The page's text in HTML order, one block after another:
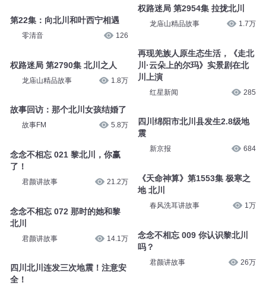
第22集：向北川和叶西宁相遇
零清音 126
权路迷局 第2790集 北川之人
龙庙山精品故事 1.8万
故事回访：那个北川女孩结婚了
故事FM 5.8万
念念不相忘 021 黎北川，你赢
了！
君颜讲故事 21.2万
念念不相忘 072 那时的她和黎
北川
君颜讲故事 14.1万
四川北川连发三次地震！注意安
全！
权路迷局 第2954集 拉拢北川
龙庙山精品故事 1.7万
再现羌族人原生态生活，《走北
川·云朵上的尔玛》实景剧在北
川上演
红星新闻 285
四川绵阳市北川县发生2.8级地
震
新京报 684
《天命神算》第1553集 极寒之
地 北川
春风洗耳讲故事 1万
念念不相忘 009 你认识黎北川
吗？
君颜讲故事 26万